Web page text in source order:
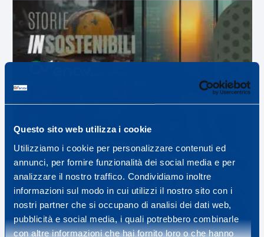
Questo sito web utilizza i cookie
Utilizziamo i cookie per personalizzare contenuti ed
annunci, per fornire funzionalità dei social media e per
analizzare il nostro traffico. Condividiamo inoltre
informazioni sul modo in cui utilizzi il nostro sito con i
nostri partner che si occupano di analisi dei dati web,
pubblicità e social media, i quali potrebbero combinarle
con altre informazioni che hai fornito loro o che hanno